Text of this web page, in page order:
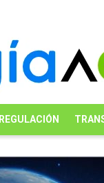
REGULACIÓN